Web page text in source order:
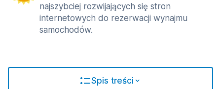
najszybciej rozwijających się stron
internetowych do rezerwacji wynajmu
samochodów.
Spis treści